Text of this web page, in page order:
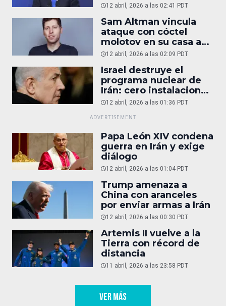
12 abril, 2026 a las 02:41 PDT
Sam Altman vincula
ataque con cóctel
molotov en su casa a
reportaje
12 abril, 2026 a las 02:09 PDT
Israel destruye el
programa nuclear de
Irán: cero instalaciones
operativas
12 abril, 2026 a las 01:36 PDT
Papa León XIV condena
guerra en Irán y exige
diálogo
12 abril, 2026 a las 01:04 PDT
Trump amenaza a
China con aranceles
por enviar armas a Irán
12 abril, 2026 a las 00:30 PDT
Artemis II vuelve a la
Tierra con récord de
distancia
11 abril, 2026 a las 23:58 PDT
VER MÁS